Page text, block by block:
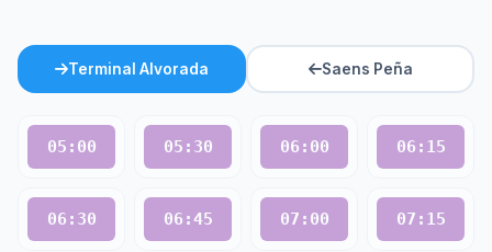
Terminal Alvorada Saens Peña
05:00 05:30 06:00 06:15
06:30 06:45 07:00 07:15